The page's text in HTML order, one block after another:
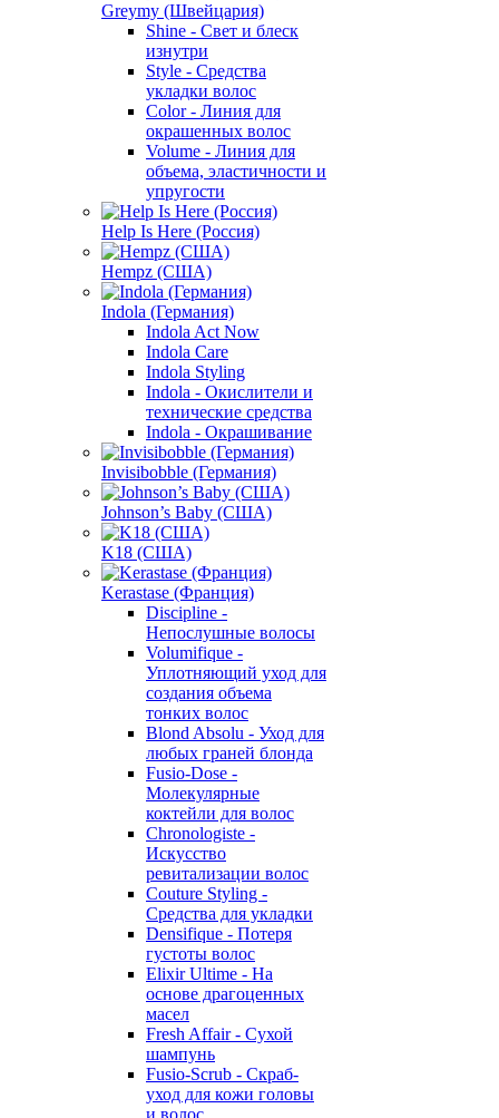
Greymy (Швейцария)
Shine - Свет и блеск
изнутри
Style - Средства
укладки волос
Color - Линия для
окрашенных волос
Volume - Линия для
объема, эластичности и
упругости
Help Is Here (Россия)
Hempz (США)
Indola (Германия)
Indola Act Now
Indola Care
Indola Styling
Indola - Окислители и
технические средства
Indola - Окрашивание
Invisibobble (Германия)
Johnson’s Baby (США)
K18 (США)
Kerastase (Франция)
Discipline -
Непослушные волосы
Volumifique -
Уплотняющий уход для
создания объема
тонких волос
Blond Absolu - Уход для
любых граней блонда
Fusio-Dose -
Молекулярные
коктейли для волос
Chronologiste -
Искусство
ревитализации волос
Couture Styling -
Средства для укладки
Densifique - Потеря
густоты волос
Elixir Ultime - На
основе драгоценных
масел
Fresh Affair - Сухой
шампунь
Fusio-Scrub - Скраб-
уход для кожи головы
и волос